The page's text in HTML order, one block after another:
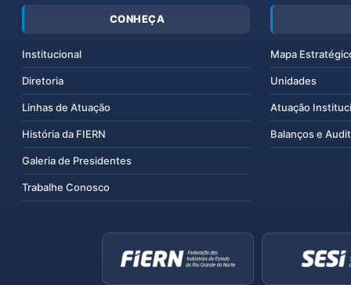
CONHEÇA
Institucional
Diretoria
Linhas de Atuação
História da FIERN
Galeria de Presidentes
Trabalhe Conosco
Mapa
Unidades
Atuação
Balanços e